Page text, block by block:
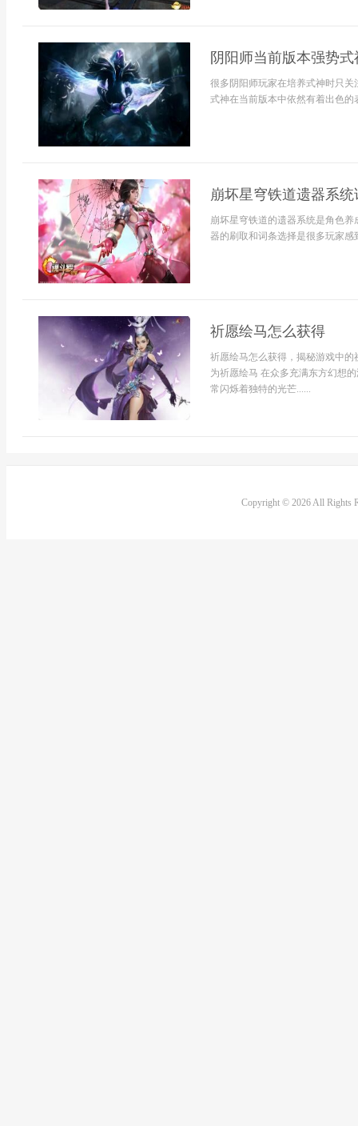
阴阳师当前版本强势
很多阴阳师玩家在培养式神时只关
式神在当前版本中依然有着出色
崩坏星穹铁道遗器系
崩坏星穹铁道的遗器系统是角色
器的刷取和词条选择是很多玩家
祈愿绘马怎么获得
祈愿绘马怎么获得，揭秘游戏中
为祈愿绘马 在众多充满东方幻想
常闪烁着独特的光芒......
Copyright © 2026 All Rights